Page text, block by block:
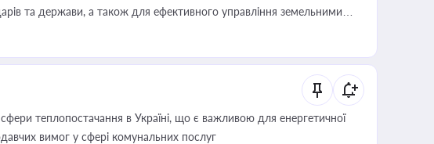
та держави, а також для ефективного управління земельними
теплопостачання в Україні, що є важливою для енергетичної
вимог у сфері комунальних послуг